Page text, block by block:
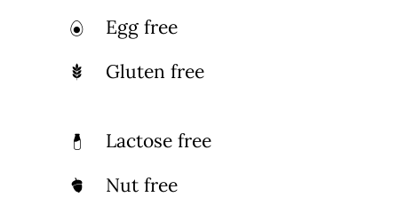
Egg free
Gluten free
Lactose free
Nut free